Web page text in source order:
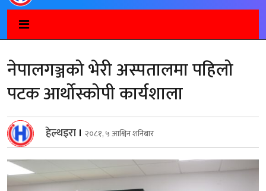
नेपालगञ्जको भेरी अस्पतालमा पहिलो
पटक आर्थोस्कोपी कार्यशाला
हेल्थइरा । २०८१, ५ आश्विन शनिबार